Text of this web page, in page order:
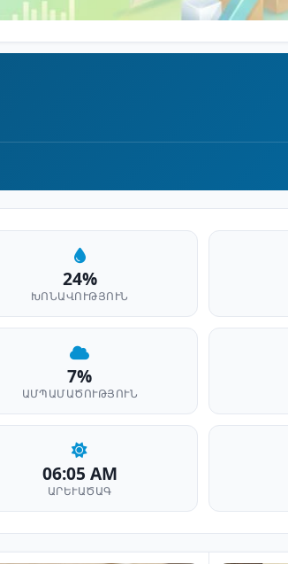
24%
ԽՈՆԱՎՈՒԹՅՈՒՆ
7%
ԱՄՊԱՄԱԾՈՒԹՅՈՒՆ
06:05 AM
ԱՐԵՒԱԾԱԳ